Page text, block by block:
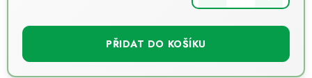
PŘIDAT DO KOŠÍKU